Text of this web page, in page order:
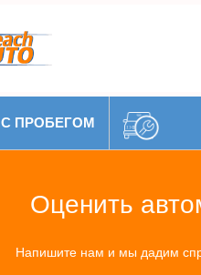
С ПРОБЕГОМ
Оценить
Напишите нам и мы дадим